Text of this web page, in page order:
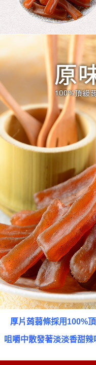
厚片蒟蒻條採用100%
咀嚼中散發著淡淡香甜